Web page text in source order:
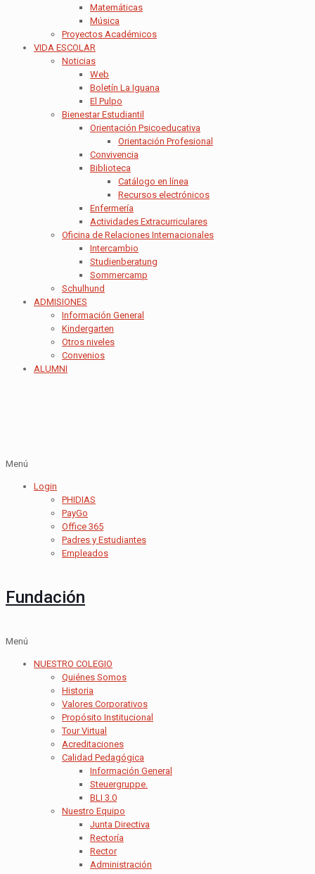
Matemáticas
Música
Proyectos Académicos
VIDA ESCOLAR
Noticias
Web
Boletín La Iguana
El Pulpo
Bienestar Estudiantil
Orientación Psicoeducativa
Orientación Profesional
Convivencia
Biblioteca
Catálogo en línea
Recursos electrónicos
Enfermería
Actividades Extracurriculares
Oficina de Relaciones Internacionales
Intercambio
Studienberatung
Sommercamp
Schulhund
ADMISIONES
Información General
Kindergarten
Otros niveles
Convenios
ALUMNI
Menú
Login
PHIDIAS
PayGo
Office 365
Padres y Estudiantes
Empleados
Fundación
Menú
NUESTRO COLEGIO
Quiénes Somos
Historia
Valores Corporativos
Propósito Institucional
Tour Virtual
Acreditaciones
Calidad Pedagógica
Información General
Steuergruppe.
BLI 3.0
Nuestro Equipo
Junta Directiva
Rectoría
Rector
Administración